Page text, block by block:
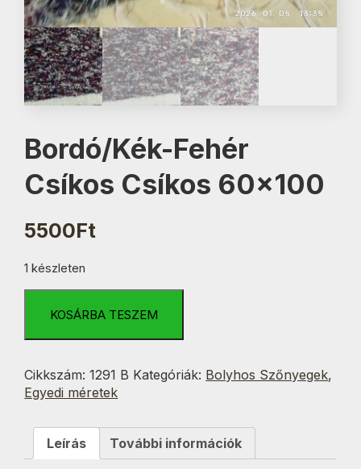
Bordó/Kék-Fehér
Csíkos Csíkos 60×100
5500Ft
1 készleten
Fehér
60x100
mennyiség
KOSÁRBA TESZEM
Cikkszám:1291 B Kategóriák: Bolyhos Szőnyegek,
Egyedi méretek
Leírás További információk